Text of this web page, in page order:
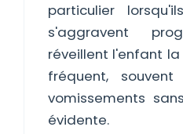
particulier
s'aggravent
réveillent l'enfant
fréquent,
vomissements
évidente.